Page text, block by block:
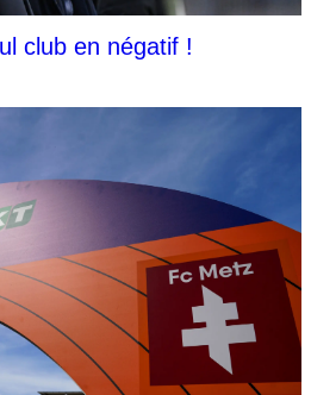
club en négatif !